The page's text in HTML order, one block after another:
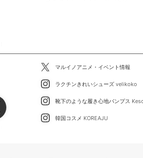
マルイノアニメ・イベント情報
ラクチンきれいシューズ velikoko
靴下のような履き心地パンプス
韓国コスメ KOREAJU